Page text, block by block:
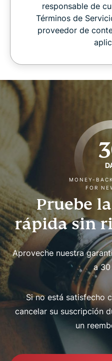
responsable de
Términos de
proveedor de
MONEY-
FOR
Pruebe
rápida sin
Aproveche nuestra
a 30
Si no está satisfecho
cancelar su suscripción
un